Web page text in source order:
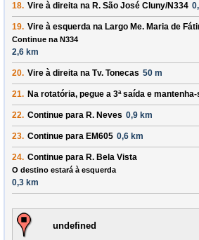
18. Vire à direita na R. São José Cluny/N334
19. Vire à esquerda na Largo Me. Maria de
Continue na N334
2,6 km
20. Vire à direita na Tv. Tonecas 50 m
21. Na rotatória, pegue a 3ªsaída e mantenha-
22. Continue para R. Neves 0,9 km
23. Continue para EM605 0,6 km
24. Continue para R. Bela Vista
O destino estará à esquerda
0,3 km
undefined